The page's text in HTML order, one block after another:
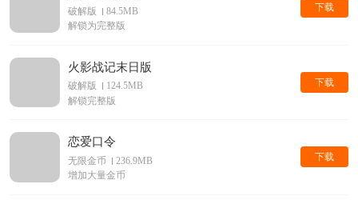
破解版
84.5MB
解锁为完整版
下载
火影战记末日版
破解版
124.5MB
解锁完整版
下载
恋爱口令
无限金币
236.9MB
增加大量金币
下载